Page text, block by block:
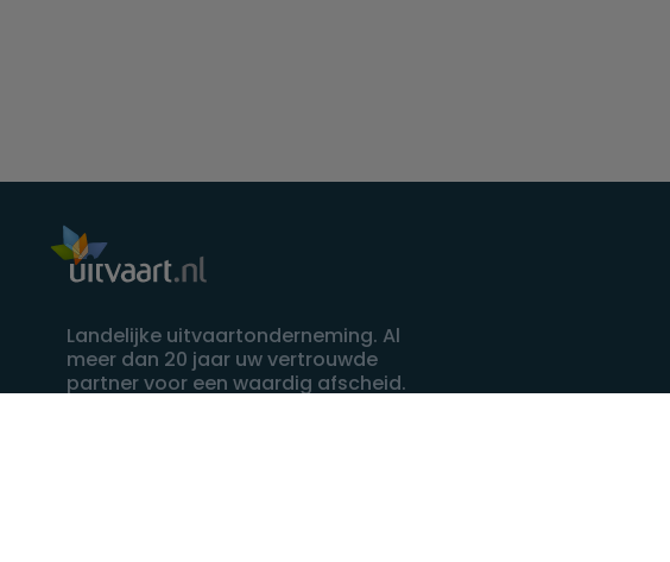
Landelijke uitvaartonderneming. Al
meer dan 20 jaar uw vertrouwde
partner voor een waardig afscheid.